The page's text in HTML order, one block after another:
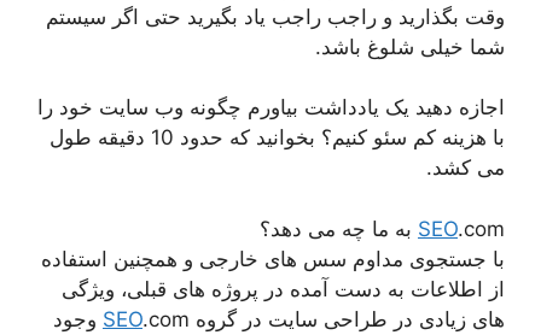
وقت بگذارید و راجب راجب یاد بگیرید حتی اگر سیستم
شما خیلی شلوغ باشد.
اجازه دهید یک یادداشت بیاورم چگونه وب سایت خود را
با هزینه کم سئو کنیم؟ بخوانید که حدود 10 دقیقه طول
می کشد.
SEO.com به ما چه می دهد؟
با جستجوی مداوم سس های خارجی و همچنین استفاده
از اطلاعات به دست آمده در پروژه های قبلی، ویژگی
های زیادی در طراحی سایت در گروه
SEO .com وجود